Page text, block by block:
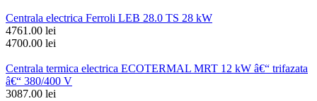
Centrala electrica Ferroli LEB 28.0 TS 28 kW
4761.00 lei
4700.00 lei
Centrala termica electrica ECOTERMAL MRT 12 kW â€“ trifazata
â€“ 380/400 V
3087.00 lei